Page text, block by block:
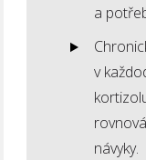
a
v
návyky.